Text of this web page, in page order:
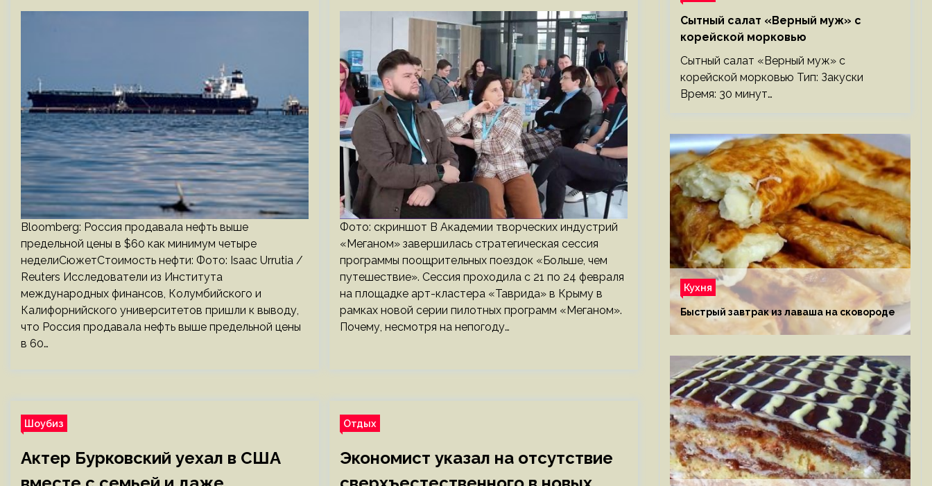
Bloomberg: Россия продавала нефть выше
предельной цены в $60 как минимум четыре
неделиСюжетСтоимость нефти: Фото: Isaac Urrutia /
Reuters Исследователи из Института
международных финансов, Колумбийского и
Калифорнийского университетов пришли к выводу,
что Россия продавала нефть выше предельной цены
в 60…
Фото: скриншот В Академии творческих индустрий
«Меганом» завершилась стратегическая сессия
программы поощрительных поездок «Больше, чем
путешествие». Сессия проходила с 21 по 24 февраля
на площадке арт-кластера «Таврида» в Крыму в
рамках новой серии пилотных программ «Меганом».
Почему, несмотря на непогоду…
Шоубиз
Актер Бурковский уехал в США
Отдых
Экономист указал на отсутствие
Сытный салат «Верный муж» с
корейской морковью
Сытный салат «Верный муж» с
корейской морковью Тип: Закуски
Время: 30 минут…
Кухня
Быстрый завтрак из лаваша на сковороде